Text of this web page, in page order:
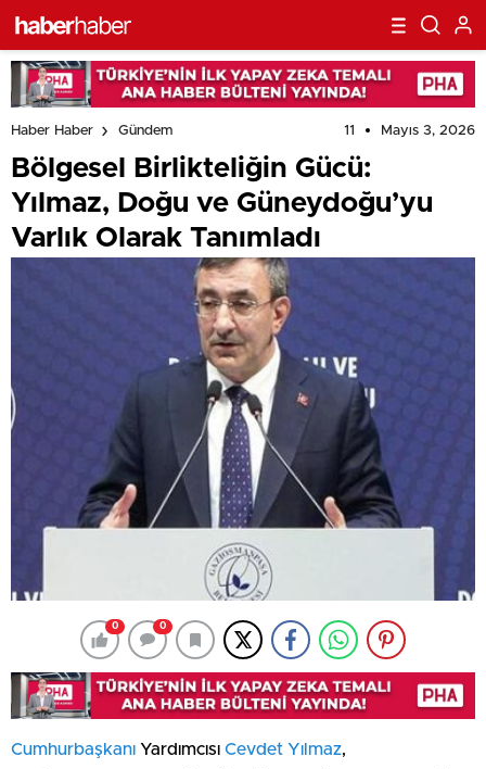
Haber Haber Gündem 11 Mayıs 3, 2026
Bölgesel Birlikteliğin Gücü:
Yılmaz, Doğu ve Güneydoğu’yu
Varlık Olarak Tanımladı
0 0
Cumhurbaşkanı Yardımcısı Cevdet Yılmaz,